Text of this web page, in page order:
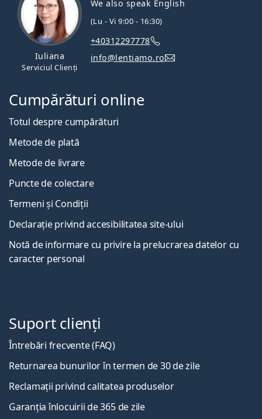
Iuliana
Serviciul Clienți
We also speak English
(Lu - Vi 9:00 - 16:30)
+40312297778
info@lentiamo.ro
Cumpărături online
Totul despre cumpărături
Metode de plată
Metode de livrare
Puncte de colectare
Termeni și Condiții
Declarație privind accesibilitatea site-ului
Notă de informare cu privire la prelucrarea datelor cu
caracter personal
Suport clienți
Întrebări frecvente (FAQ)
Returnarea bunurilor în termen de 30 de zile
Reclamații privind calitatea produselor
Garanția înlocuirii de 365 de zile